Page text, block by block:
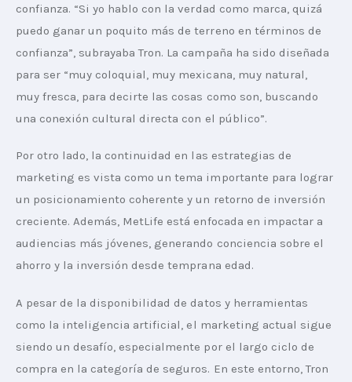
confianza. “Si yo hablo con la verdad como marca, quizá
puedo ganar un poquito más de terreno en términos de
confianza”, subrayaba Tron. La campaña ha sido diseñada
para ser “muy coloquial, muy mexicana, muy natural,
muy fresca, para decirte las cosas como son, buscando
una conexión cultural directa con el público”.
Por otro lado, la continuidad en las estrategias de
marketing es vista como un tema importante para lograr
un posicionamiento coherente y un retorno de inversión
creciente. Además, MetLife está enfocada en impactar a
audiencias más jóvenes, generando conciencia sobre el
ahorro y la inversión desde temprana edad.
A pesar de la disponibilidad de datos y herramientas
como la inteligencia artificial, el marketing actual sigue
siendo un desafío, especialmente por el largo ciclo de
compra en la categoría de seguros. En este entorno, Tron